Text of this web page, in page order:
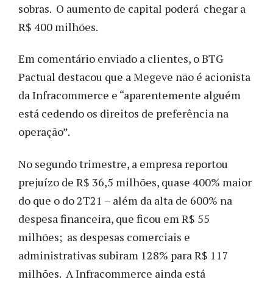
sobras. O aumento de capital poderá chegar a
R$ 400 milhões.
Em comentário enviado a clientes, o BTG
Pactual destacou que a Megeve não é acionista
da Infracommerce e “aparentemente alguém
está cedendo os direitos de preferência na
operação”.
No segundo trimestre, a empresa reportou
prejuízo de R$ 36,5 milhões, quase 400% maior
do que o do 2T21 – além da alta de 600% na
despesa financeira, que ficou em R$ 55
milhões; as despesas comerciais e
administrativas subiram 128% para R$ 117
milhões. A Infracommerce ainda está